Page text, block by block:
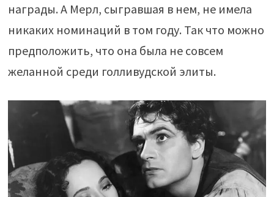
награды. А Мерл, сыгравшая в нем, не имела
никаких номинаций в том году. Так что можно
предположить, что она была не совсем
желанной среди голливудской элиты.